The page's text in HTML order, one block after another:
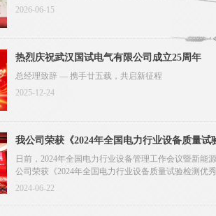
2026-06-15
热烈庆祝武汉国试电气有限公司成立25周年
总经理致辞 — 携手廿五载，共启新征程
2025-12-24
我公司荣获《2024年全国电力行业设备质量试
日前，2024年全国电力行业设备管理工作会议暨新能
公司荣获《2024年全国电力行业设备质量试验检测优
备协会电力设备试验检测专业委员会委员单位。
2024-06-22